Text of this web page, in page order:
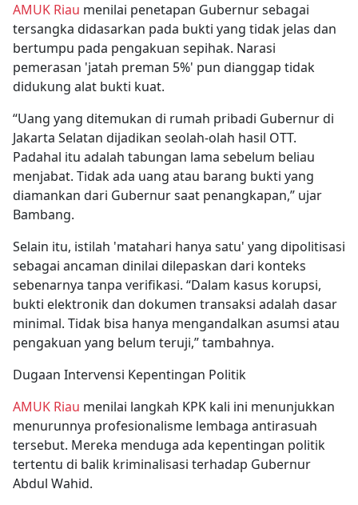
AMUK Riau menilai penetapan Gubernur sebagai
tersangka didasarkan pada bukti yang tidak jelas dan
bertumpu pada pengakuan sepihak. Narasi
pemerasan 'jatah preman 5%' pun dianggap tidak
didukung alat bukti kuat.
“Uang yang ditemukan di rumah pribadi Gubernur di
Jakarta Selatan dijadikan seolah-olah hasil OTT.
Padahal itu adalah tabungan lama sebelum beliau
menjabat. Tidak ada uang atau barang bukti yang
diamankan dari Gubernur saat penangkapan,” ujar
Bambang.
Selain itu, istilah 'matahari hanya satu' yang dipolitisasi
sebagai ancaman dinilai dilepaskan dari konteks
sebenarnya tanpa verifikasi. “Dalam kasus korupsi,
bukti elektronik dan dokumen transaksi adalah dasar
minimal. Tidak bisa hanya mengandalkan asumsi atau
pengakuan yang belum teruji,” tambahnya.
Dugaan Intervensi Kepentingan Politik
AMUK Riau menilai langkah KPK kali ini menunjukkan
menurunnya profesionalisme lembaga antirasuah
tersebut. Mereka menduga ada kepentingan politik
tertentu di balik kriminalisasi terhadap Gubernur
Abdul Wahid.